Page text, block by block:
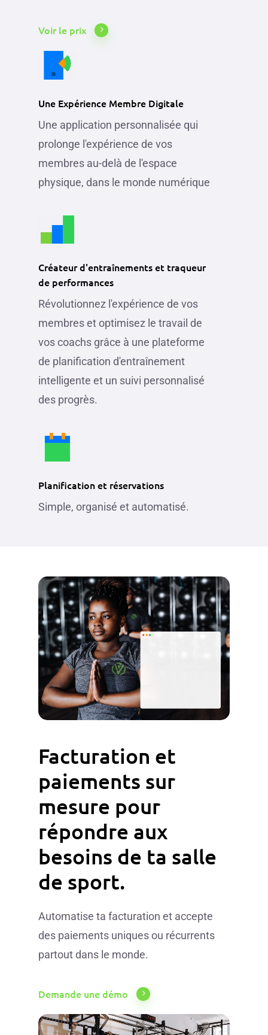
Voir le prix
Une Expérience Membre Digitale
Une application personnalisée qui
prolonge l'expérience de vos
membres au-delà de l'espace
physique, dans le monde numérique
Créateur d'entraînements et traqueur
de performances
Révolutionnez l'expérience de vos
membres et optimisez le travail de
vos coachs grâce à une plateforme
de planification d'entraînement
intelligente et un suivi personnalisé
des progrès.
Planification et réservations
Simple, organisé et automatisé.
Facturation et
paiements sur
mesure pour
répondre aux
besoins de ta salle
de sport.
Automatise ta facturation et accepte
des paiements uniques ou récurrents
partout dans le monde.
Demande une démo